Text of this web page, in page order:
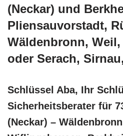
(Neckar) und
Pliensauvorstadt,
Wäldenbronn,
oder Serach,
Schlüssel Aba, Ihr
Sicherheitsberater für
(Neckar) –